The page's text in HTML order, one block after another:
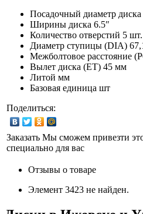
Посадочный диаметр диска
Ширины диска 6.5″
Количество отверстий 5 шт.
Диаметр ступицы (DIA)
Межболтовое расстояние
Вылет диска (ET) 45 мм
Литой мм
Базовая единица шт
Поделиться:
Заказать Мы сможем привезти
специально для вас
Отзывы о товаре
Элемент 3423 не найден.